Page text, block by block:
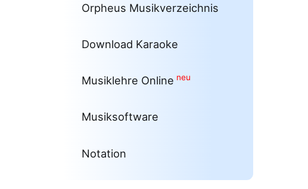
Orpheus Musikverzeichnis
Download Karaoke
Musiklehre Online neu
Musiksoftware
Notation